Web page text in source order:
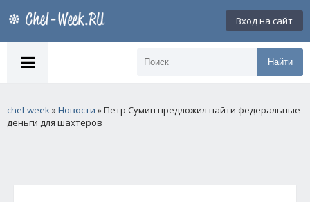
Вход на сайт
Найти
chel-week»Новости » Петр Сумин предложил найти федеральные
деньги для шахтеров